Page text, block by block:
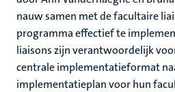
nauw samen met de facultaire
programma effectief te
liaisons zijn verantwoordelijk
centrale implementatieformat
implementatieplan voor hun